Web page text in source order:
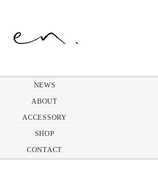
NEWS
ABOUT
ACCESSORY
SHOP
CONTACT